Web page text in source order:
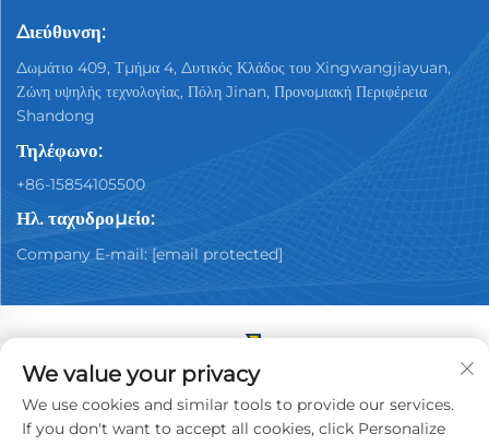
Διεύθυνση:
Δωμάτιο 409, Τμήμα 4, Δυτικός Κλάδος του Xingwangjiayuan,
Ζώνη υψηλής τεχνολογίας, Πόλη Jinan, Προνομιακή Περιφέρεια
Shandong
Τηλέφωνο:
+86-15854105500
Ηλ. ταχυδρομείο:
Company E-mail: [email protected]
Πνευματικά δικαιώματα © 2025 Κίνα Jinan Youpin
Μεταχειρισμένα Αυτοκίνητα Dealership Co., Ltd. Με την
We value your privacy
We use cookies and similar tools to provide our services.
If you don't want to accept all cookies, click Personalize